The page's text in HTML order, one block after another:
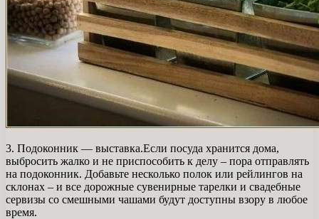
3. Подоконник — выставка.Если посуда хранится дома,
выбросить жалко и не приспособить к делу – пора отправлять
на подоконник. Добавьте несколько полок или рейлингов на
склонах – и все дорожные сувенирные тарелки и свадебные
сервизы со смешными чашами будут доступны взору в любое
время.